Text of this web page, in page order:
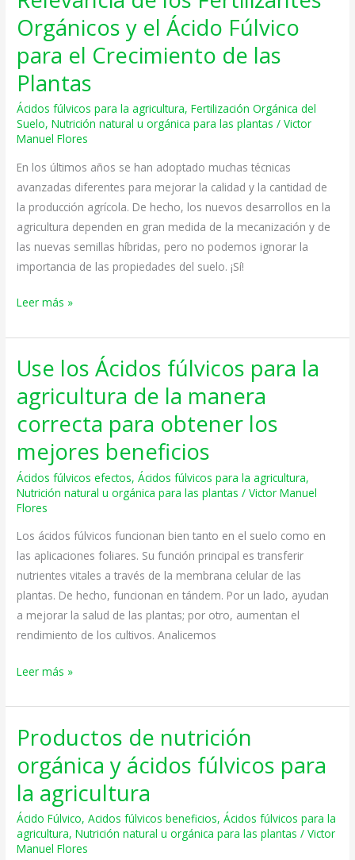
Orgánicos y el Ácido Fúlvico
para el Crecimiento de las
Plantas
Ácidos fúlvicos para la agricultura,Fertilización Orgánica del
Suelo,Nutrición natural u orgánica para las plantas /Victor
Manuel Flores
En los últimos años se han adoptado muchas técnicas
avanzadas diferentes para mejorar la calidad y la cantidad de
la producción agrícola. De hecho, los nuevos desarrollos en la
agricultura dependen en gran medida de la mecanización y de
las nuevas semillas híbridas, pero no podemos ignorar la
importancia de las propiedades del suelo. ¡Sí!
los
Fertilizantes
Orgánicos
y
el
Ácido
para
el
Crecimiento
de
las
Plantas
Leer más »
Use los Ácidos fúlvicos para la
agricultura de la manera
correcta para obtener los
mejores beneficios
Ácidos fúlvicos efectos,Ácidos fúlvicos para la agricultura,
Nutrición natural u orgánica para las plantas /Victor Manuel
Flores
Los ácidos fúlvicos funcionan bien tanto en el suelo como en
las aplicaciones foliares. Su función principal es transferir
nutrientes vitales a través de la membrana celular de las
plantas. De hecho, funcionan en tándem. Por un lado, ayudan
a mejorar la salud de las plantas; por otro, aumentan el
rendimiento de los cultivos. Analicemos
Use
Ácidos
fúlvicos
la
agricultura
de
manera
correcta
para
obtener
los
mejores
Leer más »
Productos de nutrición
orgánica y ácidos fúlvicos para
la agricultura
Ácido Fúlvico,Acidos fúlvicos beneficios,Ácidos fúlvicos para la
agricultura,Nutrición natural u orgánica para las plantas /Victor
Manuel Flores
Productos
nutrición
orgánica
y
ácidos
fúlvicos